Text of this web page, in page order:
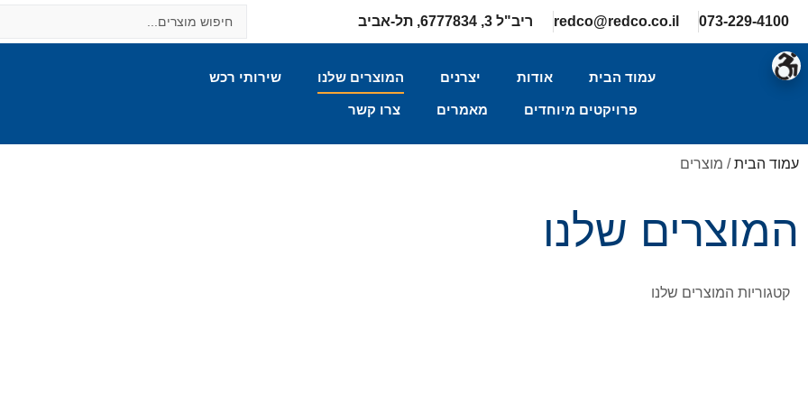
073-229-4100
redco@redco.co.il ריב"ל 3, 6777834, תל-אביב
עמוד הבית אודות יצרנים המוצרים שלנו שירותי רכש
פרויקטים מיוחדים מאמרים צרו קשר
עמוד הבית/ מוצרים
המוצרים שלנו
קטגוריות המוצרים שלנו